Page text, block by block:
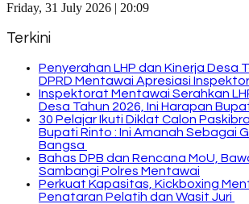
Friday, 31 July 2026 | 20:09
Terkini
Penyerahan LHP dan Kinerja Desa
DPRD Mentawai Apresiasi
Inspektorat Mentawai Serahkan
Desa Tahun 2026, Ini Harapan
30 Pelajar Ikuti Diklat Calon
Bupati Rinto : Ini Amanah Sebagai
Bangsa
Bahas DPB dan Rencana MoU,
Sambangi Polres Mentawai
Perkuat Kapasitas, Kickboxing
Penataran Pelatih dan Wasit Juri